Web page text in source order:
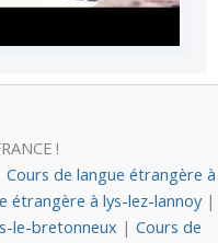
!
Cours de langue étrangère à
étrangère à lys-lez-lannoy |
le-bretonneux | Cours de